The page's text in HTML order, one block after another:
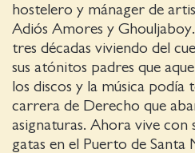
hostelero y mánager de
Adiós Amores y
tres décadas viviendo del
sus atónitos padres que
los discos y la música podía
carrera de Derecho que
asignaturas. Ahora vive con
gatas en el Puerto de Santa